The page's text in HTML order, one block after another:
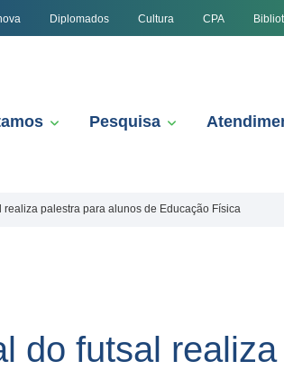
Diplomados Cultura CPA
Pesquisa
realiza palestra para alunos de Educação Física
do futsal